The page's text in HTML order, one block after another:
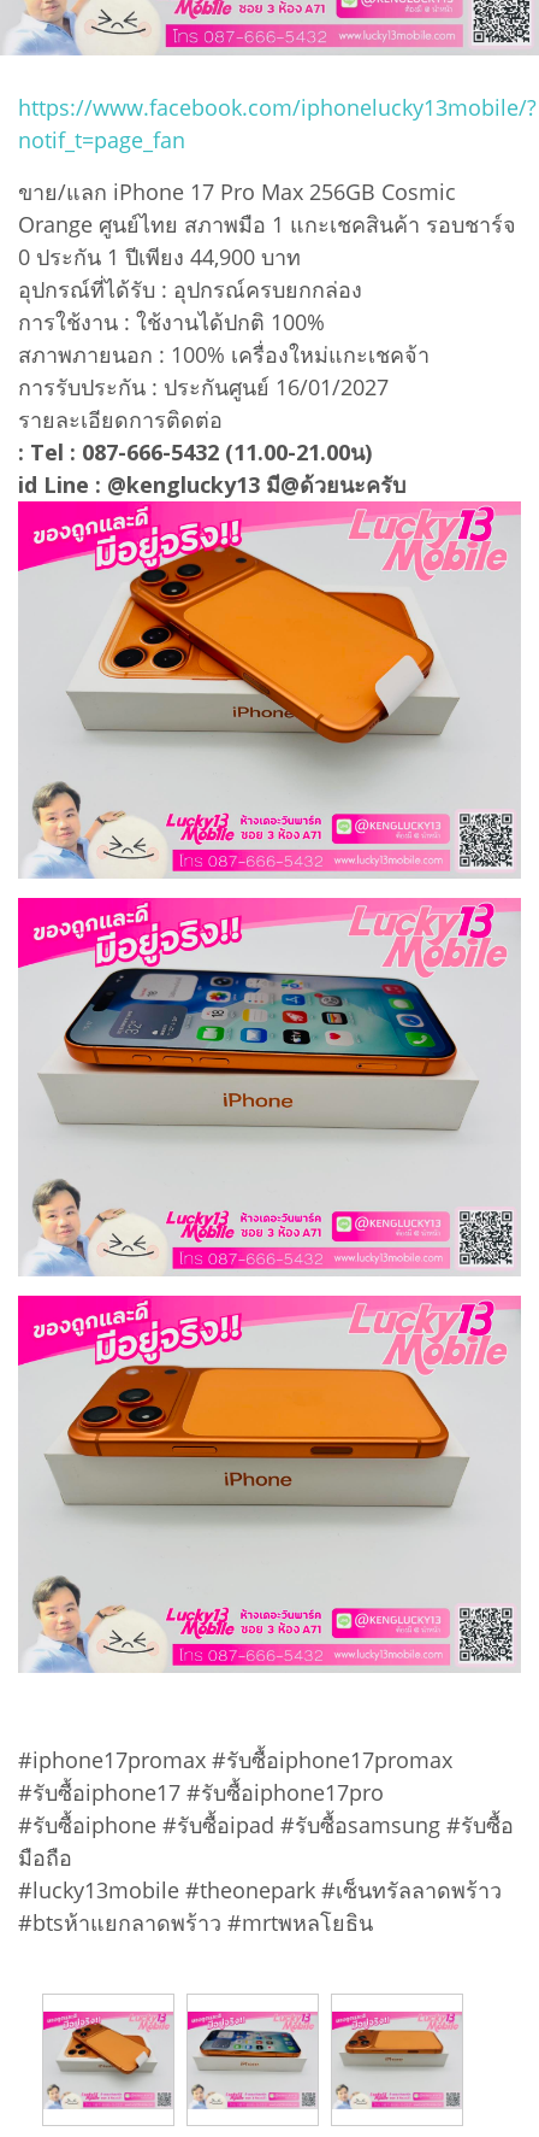
https://www.facebook.com/iphonelucky13mobile/?
notif_t=page_fan
ขาย/แลก iPhone 17 Pro Max 256GB Cosmic
Orange ศูนย์ไทย สภาพมือ 1 แกะเชคสินค้า รอบชาร์จ
0 ประกัน 1 ปีเพียง 44,900 บาท
อุปกรณ์ที่ได้รับ : อุปกรณ์ครบยกกล่อง
การใช้งาน : ใช้งานได้ปกติ 100%
สภาพภายนอก : 100% เครื่องใหม่แกะเชคจ้า
การรับประกัน : ประกันศูนย์ 16/01/2027
รายละเอียดการติดต่อ
: Tel : 087-666-5432 (11.00-21.00น)
id Line : @kenglucky13 มี@ด้วยนะครับ
#iphone17promax #รับซื้อiphone17promax
#รับซื้อiphone17 #รับซื้อiphone17pro
#รับซื้อiphone #รับซื้อipad #รับซื้อsamsung #รับซื้อ
มือถือ
#lucky13mobile #theonepark #เซ็นทรัลลาดพร้าว
#btsห้าแยกลาดพร้าว #mrtพหลโยธิน